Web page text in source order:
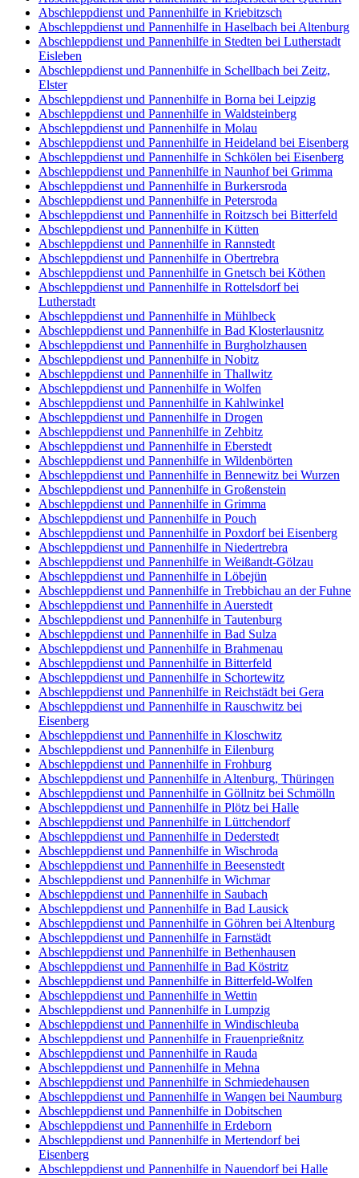
Abschleppdienst und Pannenhilfe in Kriebitzsch
Abschleppdienst und Pannenhilfe in Haselbach bei Altenburg
Abschleppdienst und Pannenhilfe in Stedten bei Lutherstadt
Eisleben
Abschleppdienst und Pannenhilfe in Schellbach bei Zeitz,
Elster
Abschleppdienst und Pannenhilfe in Borna bei Leipzig
Abschleppdienst und Pannenhilfe in Waldsteinberg
Abschleppdienst und Pannenhilfe in Molau
Abschleppdienst und Pannenhilfe in Heideland bei Eisenberg
Abschleppdienst und Pannenhilfe in Schkölen bei Eisenberg
Abschleppdienst und Pannenhilfe in Naunhof bei Grimma
Abschleppdienst und Pannenhilfe in Burkersroda
Abschleppdienst und Pannenhilfe in Petersroda
Abschleppdienst und Pannenhilfe in Roitzsch bei Bitterfeld
Abschleppdienst und Pannenhilfe in Kütten
Abschleppdienst und Pannenhilfe in Rannstedt
Abschleppdienst und Pannenhilfe in Obertrebra
Abschleppdienst und Pannenhilfe in Gnetsch bei Köthen
Abschleppdienst und Pannenhilfe in Rottelsdorf bei
Lutherstadt
Abschleppdienst und Pannenhilfe in Mühlbeck
Abschleppdienst und Pannenhilfe in Bad Klosterlausnitz
Abschleppdienst und Pannenhilfe in Burgholzhausen
Abschleppdienst und Pannenhilfe in Nobitz
Abschleppdienst und Pannenhilfe in Thallwitz
Abschleppdienst und Pannenhilfe in Wolfen
Abschleppdienst und Pannenhilfe in Kahlwinkel
Abschleppdienst und Pannenhilfe in Drogen
Abschleppdienst und Pannenhilfe in Zehbitz
Abschleppdienst und Pannenhilfe in Eberstedt
Abschleppdienst und Pannenhilfe in Wildenbörten
Abschleppdienst und Pannenhilfe in Bennewitz bei Wurzen
Abschleppdienst und Pannenhilfe in Großenstein
Abschleppdienst und Pannenhilfe in Grimma
Abschleppdienst und Pannenhilfe in Pouch
Abschleppdienst und Pannenhilfe in Poxdorf bei Eisenberg
Abschleppdienst und Pannenhilfe in Niedertrebra
Abschleppdienst und Pannenhilfe in Weißandt-Gölzau
Abschleppdienst und Pannenhilfe in Löbejün
Abschleppdienst und Pannenhilfe in Trebbichau an der Fuhne
Abschleppdienst und Pannenhilfe in Auerstedt
Abschleppdienst und Pannenhilfe in Tautenburg
Abschleppdienst und Pannenhilfe in Bad Sulza
Abschleppdienst und Pannenhilfe in Brahmenau
Abschleppdienst und Pannenhilfe in Bitterfeld
Abschleppdienst und Pannenhilfe in Schortewitz
Abschleppdienst und Pannenhilfe in Reichstädt bei Gera
Abschleppdienst und Pannenhilfe in Rauschwitz bei
Eisenberg
Abschleppdienst und Pannenhilfe in Kloschwitz
Abschleppdienst und Pannenhilfe in Eilenburg
Abschleppdienst und Pannenhilfe in Frohburg
Abschleppdienst und Pannenhilfe in Altenburg, Thüringen
Abschleppdienst und Pannenhilfe in Göllnitz bei Schmölln
Abschleppdienst und Pannenhilfe in Plötz bei Halle
Abschleppdienst und Pannenhilfe in Lüttchendorf
Abschleppdienst und Pannenhilfe in Dederstedt
Abschleppdienst und Pannenhilfe in Wischroda
Abschleppdienst und Pannenhilfe in Beesenstedt
Abschleppdienst und Pannenhilfe in Wichmar
Abschleppdienst und Pannenhilfe in Saubach
Abschleppdienst und Pannenhilfe in Bad Lausick
Abschleppdienst und Pannenhilfe in Göhren bei Altenburg
Abschleppdienst und Pannenhilfe in Farnstädt
Abschleppdienst und Pannenhilfe in Bethenhausen
Abschleppdienst und Pannenhilfe in Bad Köstritz
Abschleppdienst und Pannenhilfe in Bitterfeld-Wolfen
Abschleppdienst und Pannenhilfe in Wettin
Abschleppdienst und Pannenhilfe in Lumpzig
Abschleppdienst und Pannenhilfe in Windischleuba
Abschleppdienst und Pannenhilfe in Frauenprießnitz
Abschleppdienst und Pannenhilfe in Rauda
Abschleppdienst und Pannenhilfe in Mehna
Abschleppdienst und Pannenhilfe in Schmiedehausen
Abschleppdienst und Pannenhilfe in Wangen bei Naumburg
Abschleppdienst und Pannenhilfe in Dobitschen
Abschleppdienst und Pannenhilfe in Erdeborn
Abschleppdienst und Pannenhilfe in Mertendorf bei
Eisenberg
Abschleppdienst und Pannenhilfe in Nauendorf bei Halle